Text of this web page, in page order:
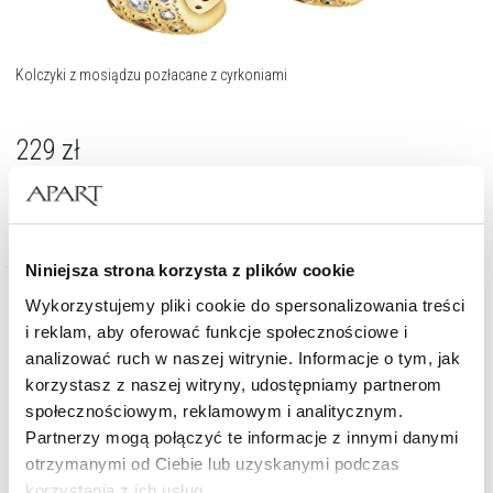
Niniejsza strona korzysta z plików cookie
Wykorzystujemy pliki cookie do spersonalizowania treści
i reklam, aby oferować funkcje społecznościowe i
analizować ruch w naszej witrynie. Informacje o tym, jak
korzystasz z naszej witryny, udostępniamy partnerom
społecznościowym, reklamowym i analitycznym.
Partnerzy mogą połączyć te informacje z innymi danymi
otrzymanymi od Ciebie lub uzyskanymi podczas
Kolczyki z mosiądzu pozłacane z cyrkoniami
229 zł